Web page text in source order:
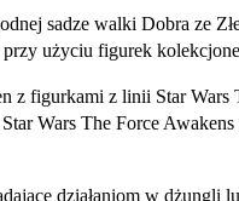
sadze walki Dobra ze
użyciu figurek
figurkami z linii Star Wars
Wars The Force
działaniom w dżungli